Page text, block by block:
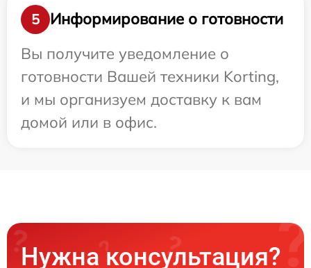
5
Информирование о готовности
Вы получите уведомление о
готовности Вашей техники Korting,
и мы организуем доставку к вам
домой или в офис.
Нужна консультация?